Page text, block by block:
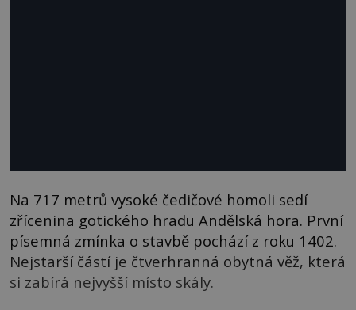
Na 717 metrů vysoké čedičové homoli sedí
zřícenina gotického hradu Andělská hora. První
písemná zmínka o stavbě pochází z roku 1402.
Nejstarší částí je čtverhranná obytná věž, která
si zabírá nejvyšší místo skály.